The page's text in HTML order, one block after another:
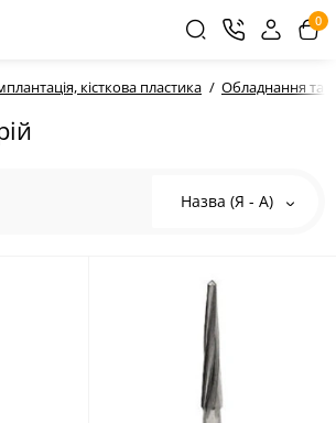
0
кісткова пластика Обладнання та
Назва (Я - А)